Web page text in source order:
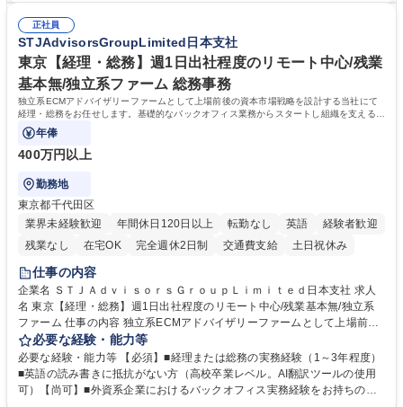
管理 ・福利厚生関連 ・職員からの問合せ、相談対応 ・その他日常の総務
業務全般 募集職種 【東京／文京区】公益財団法人の総務人事業務／年間
休日125日
正社員
STJAdvisorsGroupLimited日本支社
東京【経理・総務】週1日出社程度のリモート中心/残業
基本無/独立系ファーム 総務事務
独立系ECMアドバイザリーファームとして上場前後の資本市場戦略を設計する当社にて
経理・総務をお任せします。基礎的なバックオフィス業務からスタートし組織を支える専
任担当として広く活躍できる環境です。
年俸
400万円以上
勤務地
東京都千代田区
業界未経験歓迎
年間休日120日以上 転勤なし 英語
経験者歓迎
残業なし
在宅OK 完全週休2日制 交通費支給 土日祝休み
仕事の内容
企業名 ＳＴＪＡｄｖｉｓｏｒｓＧｒｏｕｐＬｉｍｉｔｅｄ日本支社 求人
名 東京【経理・総務】週1日出社程度のリモート中心/残業基本無/独立系
ファーム 仕事の内容 独立系ECMアドバイザリーファームとして上場前後
の資本市場戦略を設計する当社にて経理・総務をお任せします。基礎的な
バックオフィス業務からスタートし組織を支える専任担当として広く活躍
できる環境です。 ■日常経理、月次および年次決算サポート業務 ■本国
（グローバル）との英文メール対応（AI翻訳ツール等を使用しての対応で
必要な経験・能力等
必要な経験・能力等 【必須】■経理または総務の実務経験（1～3年程度）
■英語の読み書きに抵抗がない方（高校卒業レベル。AI翻訳ツールの使用
可）【尚可】■外資系企業におけるバックオフィス実務経験をお持ちの方